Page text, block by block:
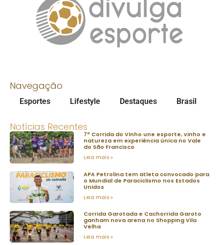
Navegação
Esportes Lifestyle Destaques Brasil
Notícias Recentes
7ª Corrida do Vinho une esporte, vinho e
natureza em experiência única no Vale
do São Francisco
Leia mais »
APA Petrolina tem atleta convocado para
o Mundial de Paraciclismo nos Estados
Unidos
Leia mais »
Corrida Garotada e Cachorrida Garoto
ganham nova arena no Shopping Vila
Velha
Leia mais »